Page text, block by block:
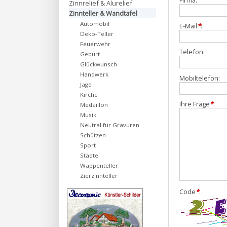
E-Mail*:
Telefon:
Mobiltelefon:
Ihre Frage*:
Code*:
Zinnrelief & Alurelief
Zinnteller & Wandtafel
Automobil
Deko-Teller
Feuerwehr
Geburt
Glückwunsch
Handwerk
Jagd
Kirche
Medaillon
Musik
Neutral für Gravuren
Schützen
Sport
Städte
Wappenteller
Zierzinnteller